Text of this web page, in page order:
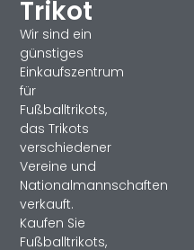
Trikot
Wir sind ein
günstiges
Einkaufszentrum
für
Fußballtrikots,
das Trikots
verschiedener
Vereine und
Nationalmannschaften
verkauft.
Kaufen Sie
Fußballtrikots,